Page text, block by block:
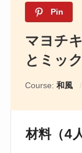
Pin
マヨチ
とミッ
Course: 和風
材料（4